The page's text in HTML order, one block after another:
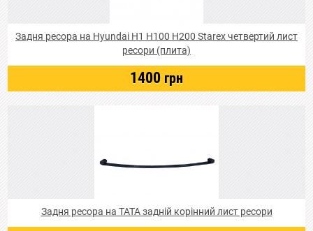
Задня ресора на Hyundai Н1 Н100 Н200 Starex четвертий лист
ресори (плита)
1400 грн
Задня ресора на ТАТА задній корінний лист ресори